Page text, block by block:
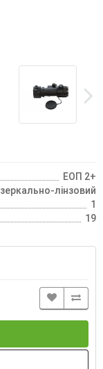
ЕОП 2+
лінзовий
1
19